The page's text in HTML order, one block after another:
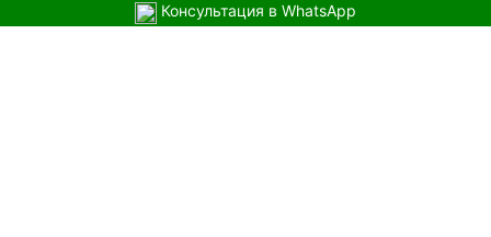
Консультация в WhatsApp